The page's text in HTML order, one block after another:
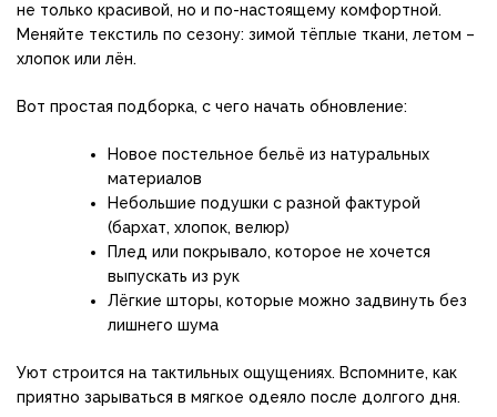
не только красивой, но и по-настоящему комфортной.
Меняйте текстиль по сезону: зимой тёплые ткани, летом –
хлопок или лён.
Вот простая подборка, с чего начать обновление:
Новое постельное бельё из натуральных
материалов
Небольшие подушки с разной фактурой
(бархат, хлопок, велюр)
Плед или покрывало, которое не хочется
выпускать из рук
Лёгкие шторы, которые можно задвинуть без
лишнего шума
Уют строится на тактильных ощущениях. Вспомните, как
приятно зарываться в мягкое одеяло после долгого дня.